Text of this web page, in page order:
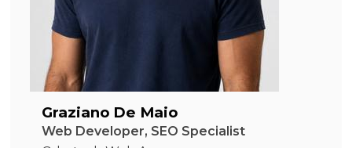
Graziano De Maio
Web Developer, SEO Specialist